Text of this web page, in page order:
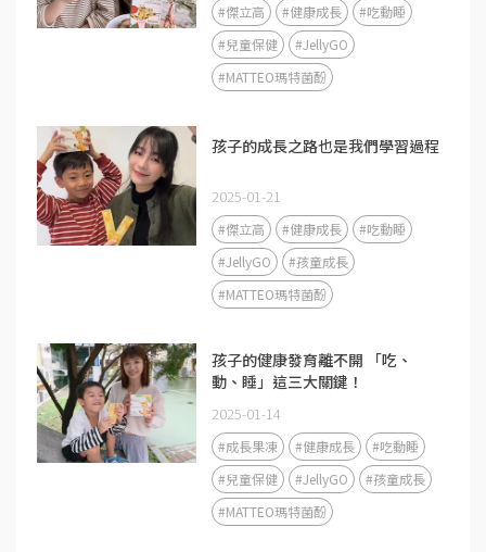
#傑立高 #健康成長
#吃動睡
#兒童保健
#JellyGO
#MATTEO瑪特菌酚
孩子的成長之路也是我們學習過程
2025-01-21
#傑立高 #健康成長
#吃動睡
#JellyGO
#孩童成長
#MATTEO瑪特菌酚
孩子的健康發育離不開 「吃、
動、睡」這三大關鍵！
2025-01-14
#成長果凍 #健康成長
#吃動睡
#兒童保健
#JellyGO
#孩童成長
#MATTEO瑪特菌酚